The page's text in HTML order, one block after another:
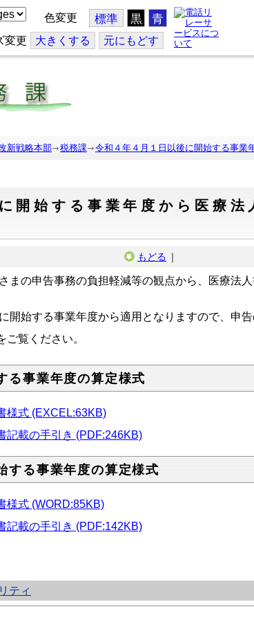
色変更 標準 黒 青
変更 大きくする 元にもどす
新戦略本部 税務課 令和４年４月１日以後に開始する事業
開始する事業年度から医療法
もどる ｜
まの申告事務の負担軽減等の観点から、医療法
開始する事業年度から適用となりますので、申告
ご覧ください。
る事業年度の算定様式
様式 (EXCEL:63KB)
記載の手引き (PDF:246KB)
する事業年度の算定様式
様式 (WORD:85KB)
記載の手引き (PDF:142KB)
ティ